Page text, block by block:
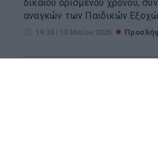
δικαίου ορισμένου χρόνου,
αναγκών των Παιδικών
19:30 | 13 Μαΐου 2026